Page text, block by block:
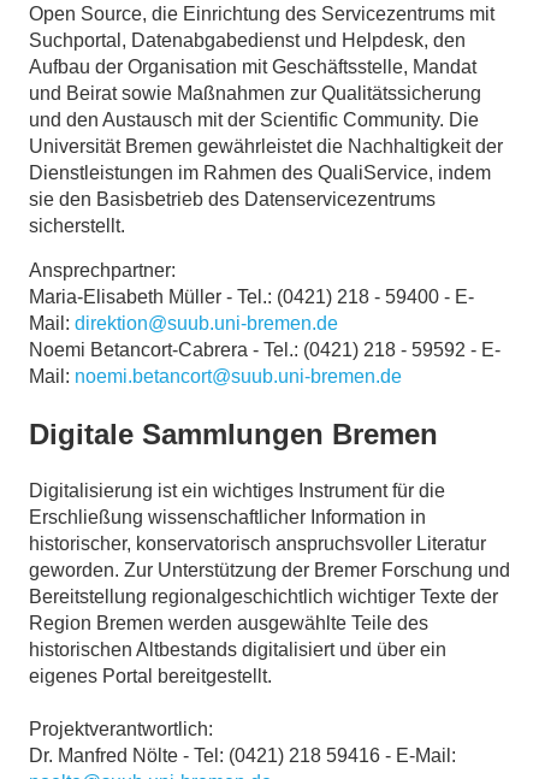
Open Source, die Einrichtung des Servicezentrums mit
Suchportal, Datenabgabedienst und Helpdesk, den
Aufbau der Organisation mit Geschäftsstelle, Mandat
und Beirat sowie Maßnahmen zur Qualitätssicherung
und den Austausch mit der Scientific Community. Die
Universität Bremen gewährleistet die Nachhaltigkeit der
Dienstleistungen im Rahmen des QualiService, indem
sie den Basisbetrieb des Datenservicezentrums
sicherstellt.
Ansprechpartner:
Maria-Elisabeth Müller - Tel.: (0421) 218 - 59400 - E-
Mail: direktion@suub.uni-bremen.de
Noemi Betancort-Cabrera - Tel.: (0421) 218 - 59592 - E-
Mail: noemi.betancort@suub.uni-bremen.de
Digitale Sammlungen Bremen
Digitalisierung ist ein wichtiges Instrument für die
Erschließung wissenschaftlicher Information in
historischer, konservatorisch anspruchsvoller Literatur
geworden. Zur Unterstützung der Bremer Forschung und
Bereitstellung regionalgeschichtlich wichtiger Texte der
Region Bremen werden ausgewählte Teile des
historischen Altbestands digitalisiert und über ein
eigenes Portal bereitgestellt.
Projektverantwortlich:
Dr. Manfred Nölte - Tel: (0421) 218 59416 - E-Mail: